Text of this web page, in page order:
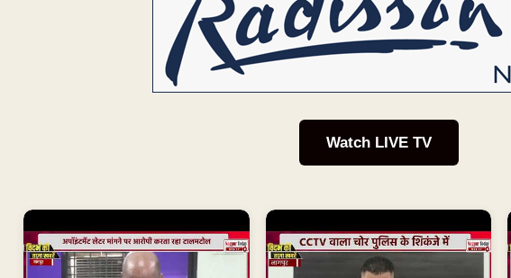
Watch LIVE TV